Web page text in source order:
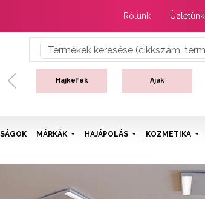
Rólunk Üzletünk
Hajkefék Ajak
Previous
MÁRKÁK HAJÁPOLÁS KOZMETIKA